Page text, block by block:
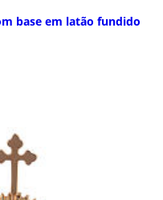
base em latão fundido